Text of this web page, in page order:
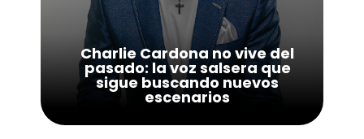
Charlie Cardona no vive del
pasado: la voz salsera que
sigue buscando nuevos
escenarios